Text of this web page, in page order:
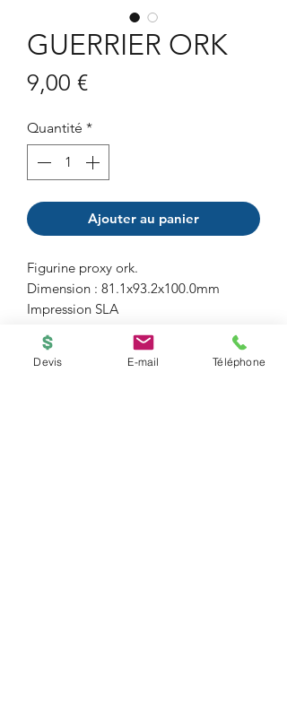
GUERRIER ORK
9,00 €Prix
Quantité *
Ajouter au panier
Figurine proxy ork.
Dimension : 81.1x93.2x100.0mm
Impression SLA
Devis E-mail Téléphone